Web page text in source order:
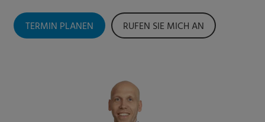
TERMIN PLANEN RUFEN SIE MICH AN